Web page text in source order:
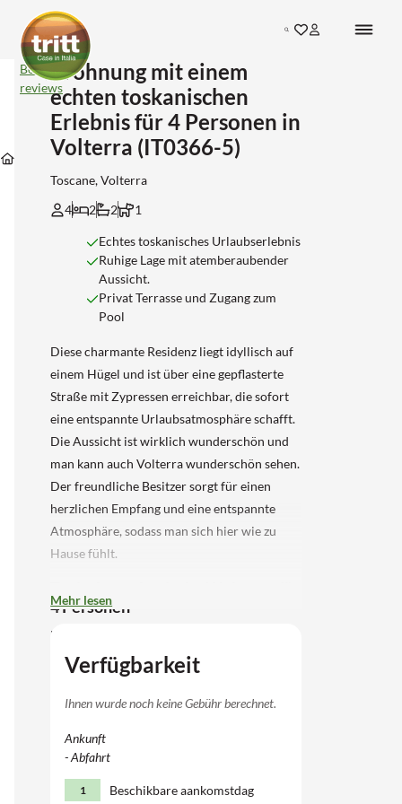
Search
Unterkünfte
Unterkünfte
in
Toscane
Unterkünfte
in
Unterkünfte
in
Volterra
Wohnung
mit
einem
echten
toskanischen
Erlebnis
für
4
Personen
in
Volterra
(IT0366-
5)
Bekijk
reviews
Wohnung mit einem
echten toskanischen
Erlebnis für 4 Personen in
Volterra (IT0366-5)
Toscane, Volterra
4
2 2 1
Echtes toskanisches Urlaubserlebnis
Ruhige Lage mit atemberaubender
Aussicht.
Privat Terrasse und Zugang zum
Pool
Diese charmante Residenz liegt idyllisch auf
einem Hügel und ist über eine gepflasterte
Straße mit Zypressen erreichbar, die sofort
eine entspannte Urlaubsatmosphäre schafft.
Die Aussicht ist wirklich wunderschön und
man kann auch Volterra wunderschön sehen.
Der freundliche Besitzer sorgt für einen
herzlichen Empfang und eine entspannte
Atmosphäre, sodass man sich hier wie zu
Hause fühlt.
4 Personen
Diese gemütliche Wohnung verfügt über ein
Wohnzimmer mit Doppelsofa, Fernseher und
einer praktischen Küche mit Herd,
Mikrowelle und Gefrierschrank. Es gibt zwei
zwei Badezimmer, jeweils mit Dusche und
Terrasse mit Gartenmöbeln, die perfekt ist,
Mehr lesen
Verfügbarkeit
Ihnen wurde noch keine Gebühr berechnet.
Ankunft
- Abfahrt
1 Beschikbare aankomstdag